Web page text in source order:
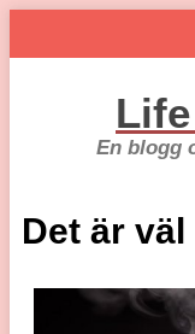
En blogg
Det är